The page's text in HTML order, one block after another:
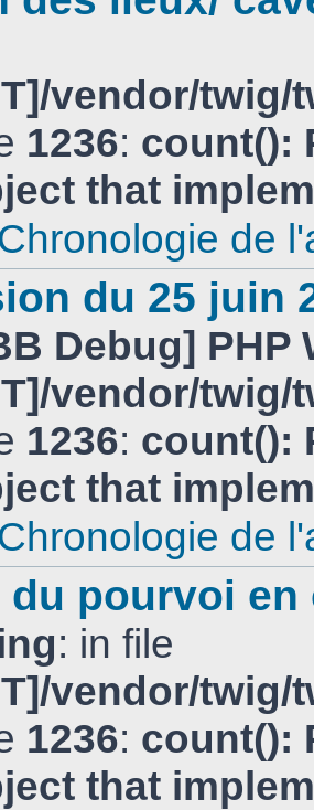
vendor/
1236: count():
that
de
du 25 juin
Debug] PHP
vendor/
1236: count():
that
de
du pourvoi
: in file
vendor/
1236: count():
that